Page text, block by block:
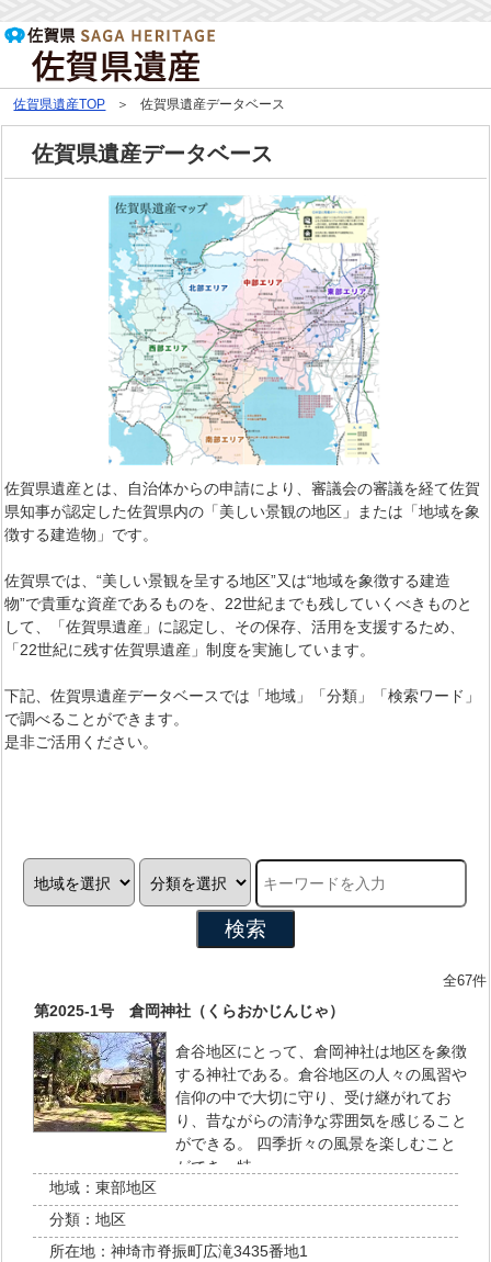
佐賀県遺産TOP 佐賀県遺産データベース
佐賀県遺産データベース
佐賀県遺産とは、自治体からの申請により、審議会の審議を経て佐賀
県知事が認定した佐賀県内の「美しい景観の地区」または「地域を象
徴する建造物」です。
佐賀県では、“美しい景観を呈する地区”又は“地域を象徴する建造
物”で貴重な資産であるものを、22世紀までも残していくべきものと
して、「佐賀県遺産」に認定し、その保存、活用を支援するため、
「22世紀に残す佐賀県遺産」制度を実施しています。
下記、佐賀県遺産データベースでは「地域」「分類」「検索ワード」
で調べることができます。
是非ご活用ください。
検索
全67件
第2025-1号 倉岡神社（くらおかじんじゃ）
倉谷地区にとって、倉岡神社は地区を象徴
する神社である。倉谷地区の人々の風習や
信仰の中で大切に守り、受け継がれてお
り、昔ながらの清浄な雰囲気を感じること
ができる。 四季折々の風景を楽しむこと
ができ、特…
地域： 東部地区
分類： 地区
所在地： 神埼市脊振町広滝3435番地1